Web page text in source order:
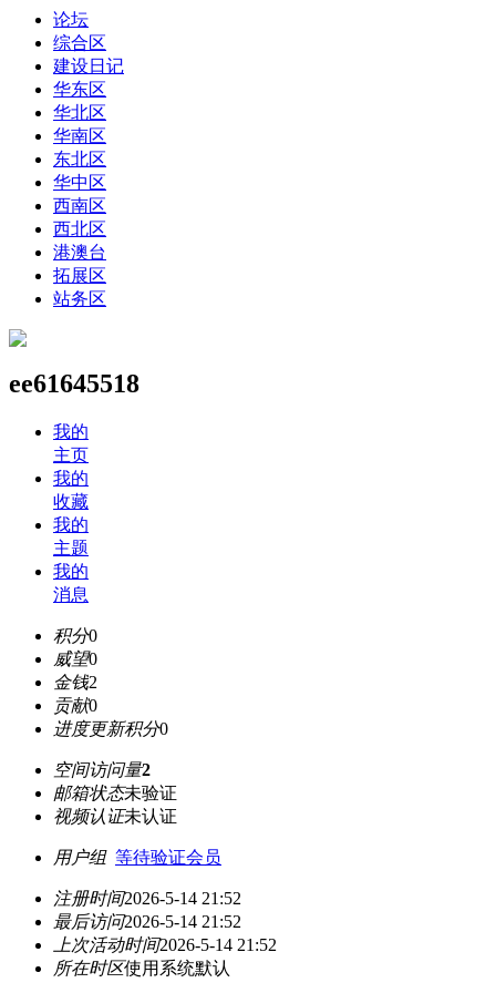
论坛
综合区
建设日记
华东区
华北区
华南区
东北区
华中区
西南区
西北区
港澳台
拓展区
站务区
ee61645518
我的
主页
我的
收藏
我的
主题
我的
消息
积分0
威望0
金钱2
贡献0
进度更新积分0
空间访问量2
邮箱状态未验证
视频认证未认证
用户组 等待验证会员
注册时间2026-5-14 21:52
最后访问2026-5-14 21:52
上次活动时间2026-5-14 21:52
所在时区使用系统默认